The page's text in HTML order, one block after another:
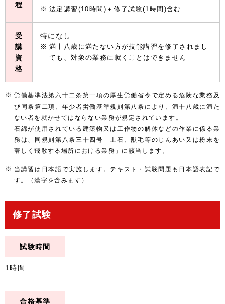
程
法定講習(10時間)＋修了試験(1時間)含む
受
講
資
格
特になし
満十八歳に満たない方が技能講習を修了されまし
ても、対象の業務に就くことはできません
労働基準法第六十二条第一項の厚生労働省令で定める危険な業務及
び同条第二項、年少者労働基準規則第八条により、満十八歳に満た
ない者を就かせてはならない業務が規定されています。
石綿が使用されている建築物又は工作物の解体などの作業に係る業
務は、同規則第八条三十四号「土石、獣毛等のじんあい又は粉末を
著しく飛散する場所における業務」に該当します。
当講習は日本語で実施します。テキスト・試験問題も日本語表記で
す。（漢字を含みます）
修了試験
試験時間
1時間
合格基準